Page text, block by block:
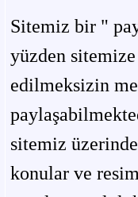
Sitemiz bir "
yüzden
edilmeksizin
sitemiz
konular ve